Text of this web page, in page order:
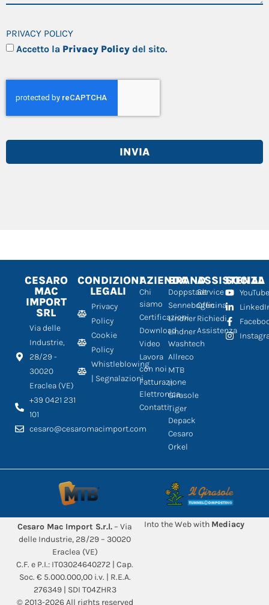
PRIVACY POLICY
Accetto la Privacy Policy del sito.
INVIA
CESARO
MAC
IMPORT
SRL
Via delle
Industrie,
28/29 -
30020
Eraclea (VE)
+39 0421 231
101
cesaro@cesaromacimport.com
CONDIZIONI
LEGALI
Privacy
Policy
Cookie
Policy
Whistleblowing
| Segnalazioni
AZIENDA
Chi
siamo
Certificazioni
Download
Video
Lavora
con noi
Fatturazione
Elettronica
Contatti
BRAND
Doppstadt
Sennebogen
Lindner
Lindner
Washtech
Allreco
MTB
Il
Girasole
Tiger
Depack
Cesaro
Orkel
ASSISTENZA
Service
Officina
Richiedi
Assistenza
SOCIAL
Cesaro Mac Import S.r.l. – Via
delle Industrie, 28/29 – 30020
Eraclea (VE)
C.F. e P.I.: IT03024640272 | Cap.
Soc. € 5.000.000,00 i.v. | R.E.A.
276349 | SDI T04ZHR3
© 2013-2026 All rights reserved
Into the Web with Mediacy